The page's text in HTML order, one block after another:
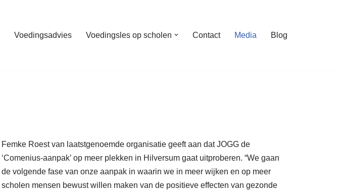
Voedingsadvies Voedingsles op scholen Contact Media Blog
Femke Roest van laatstgenoemde organisatie geeft aan dat JOGG de
‘Comenius-aanpak’ op meer plekken in Hilversum gaat uitproberen. “We gaan
de volgende fase van onze aanpak in waarin we in meer wijken en op meer
scholen mensen bewust willen maken van de positieve effecten van gezonde